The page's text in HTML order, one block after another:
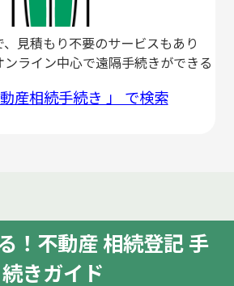
、見積もり不要のサービスもあり
ンライン中心で遠隔手続きができる
動産相続手続き 」 で検索
！不動産 相続登記 手
続きガイド